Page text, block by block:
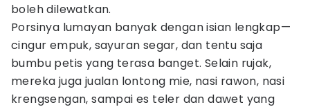
boleh dilewatkan.
Porsinya lumayan banyak dengan isian lengkap—
cingur empuk, sayuran segar, dan tentu saja
bumbu petis yang terasa banget. Selain rujak,
mereka juga jualan lontong mie, nasi rawon, nasi
krengsengan, sampai es teler dan dawet yang